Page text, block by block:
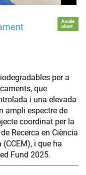
Accés
obert
per a
que
i una elevada
ampli espectre de
coordinat per la
Recerca en Ciència
i que ha
Fund 2025.